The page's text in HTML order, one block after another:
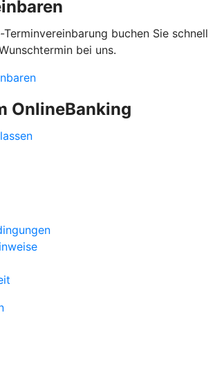
buchen Sie schnell
bei uns.
OnlineBanking